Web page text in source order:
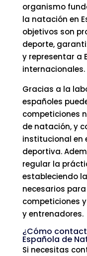
organismo
la natación en
objetivos son
deporte,
y representar a
internacionales.
Gracias a la
españoles
competiciones
de natación, y
institucional en
deportiva.
regular la
estableciendo
necesarios
competiciones
y entrenadores.
¿Cómo
Española de
Si necesitas